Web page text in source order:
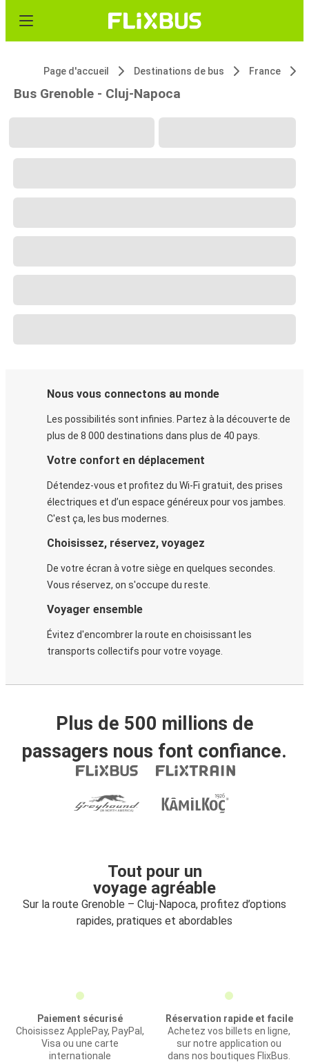
Page d'accueil Destinations de bus France
Bus Grenoble - Cluj-Napoca
Nous vous connectons au monde
Les possibilités sont infinies. Partez à la découverte de
plus de 8 000 destinations dans plus de 40 pays.
Votre confort en déplacement
Détendez-vous et profitez du Wi-Fi gratuit, des prises
électriques et d’un espace généreux pour vos jambes.
C'est ça, les bus modernes.
Choisissez, réservez, voyagez
De votre écran à votre siège en quelques secondes.
Vous réservez, on s'occupe du reste.
Voyager ensemble
Évitez d'encombrer la route en choisissant les
transports collectifs pour votre voyage.
Plus de 500 millions de
passagers nous font confiance.
Tout pour un
voyage agréable
Sur la route Grenoble – Cluj-Napoca, profitez d’options
rapides, pratiques et abordables
Paiement sécurisé
Choisissez ApplePay, PayPal,
Visa ou une carte
internationale
Réservation rapide et facile
Achetez vos billets en ligne,
sur notre application ou
dans nos boutiques FlixBus.